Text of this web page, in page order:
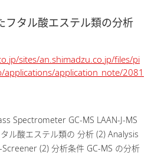
フタル酸エステル類の分析
sites/an.shimadzu.co.jp/files/pi
applications/application_note/2081
GC-MS LAAN-J-MS
ル酸エステル類の 分析 (2) Analysis
(2) 分析条件 GC-MS の分析